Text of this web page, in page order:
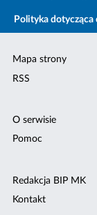
Polityka
Mapa strony
RSS
O serwisie
Pomoc
Redakcja BIP MK
Kontakt